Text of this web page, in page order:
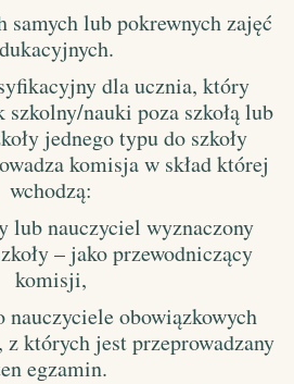
lub pokrewnych zajęć
dla ucznia, który
nauki poza szkołą lub
jednego typu do szkoły
komisja w skład której
wchodzą:
lub nauczyciel wyznaczony
– jako przewodniczący
komisji,
nauczyciele obowiązkowych
z których jest przeprowadzany
egzamin.